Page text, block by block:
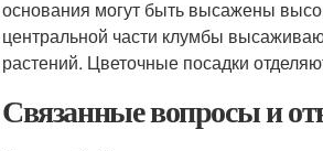
основания могут быть высажены
центральной части клумбы
растений. Цветочные посадки
Связанные вопросы и